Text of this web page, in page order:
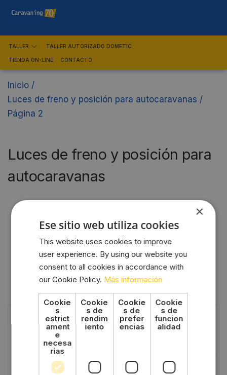
TALLER TALLER AUTORIZADO DOMETIC
TIENDA ON-LINE CONTACTO
Inicio /
Luces de freno y posición para autocaravanas /
Página 2
Luces de freno y posición para
autocaravanas
Ver anterior
Filtro
×
Ese sitio web utiliza cookies
This website uses cookies to improve
user experience. By using our website you
consent to all cookies in accordance with
our Cookie Policy. Más información
Cookie
s
estrict
ament
e
necesa
rias
Cookie
s de
rendim
iento
Cookie
s de
prefer
encias
Cookie
s de
funcion
alidad